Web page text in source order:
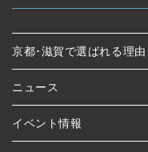
京都･滋賀で選ばれる理由
ニュース
イベント情報